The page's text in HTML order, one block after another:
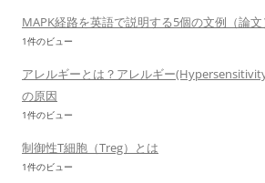
MAPK経路を英語で説明する5個の文例（論文
1件のビュー
アレルギーとは？アレルギー
の原因
1件のビュー
制御性T細胞（Treg）とは
1件のビュー